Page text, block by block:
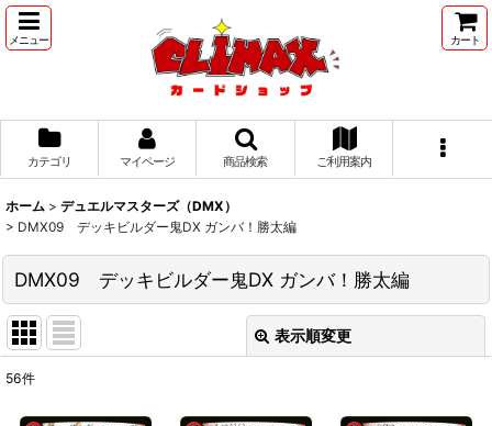
メニュー カート
カテゴリ マイページ 商品検索 ご利用案内
ホーム > デュエルマスターズ（DMX）
> DMX09 デッキビルダー鬼DX ガンバ！勝太編
DMX09 デッキビルダー鬼DX ガンバ！勝太編
表示順変更
56件